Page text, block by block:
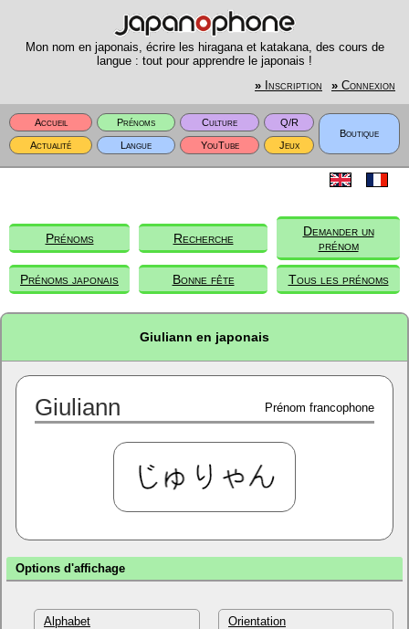
Mon nom en japonais, écrire les hiragana et katakana, des cours de
langue : tout pour apprendre le japonais !
» Inscription » Connexion
Accueil Prénoms Culture
Q/R
Boutique
Actualité
Langue YouTube Jeux
Prénoms Recherche
Demander un
prénom
Prénoms japonais Bonne fête Tous les prénoms
Giuliann en japonais
Giuliann Prénom francophone
Options d'affichage
Alphabet Orientation